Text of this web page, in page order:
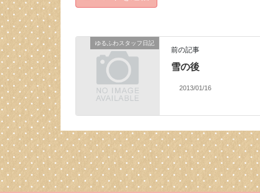
ゆるふわスタッフ日記
前の記事
雪の後
2013/01/16